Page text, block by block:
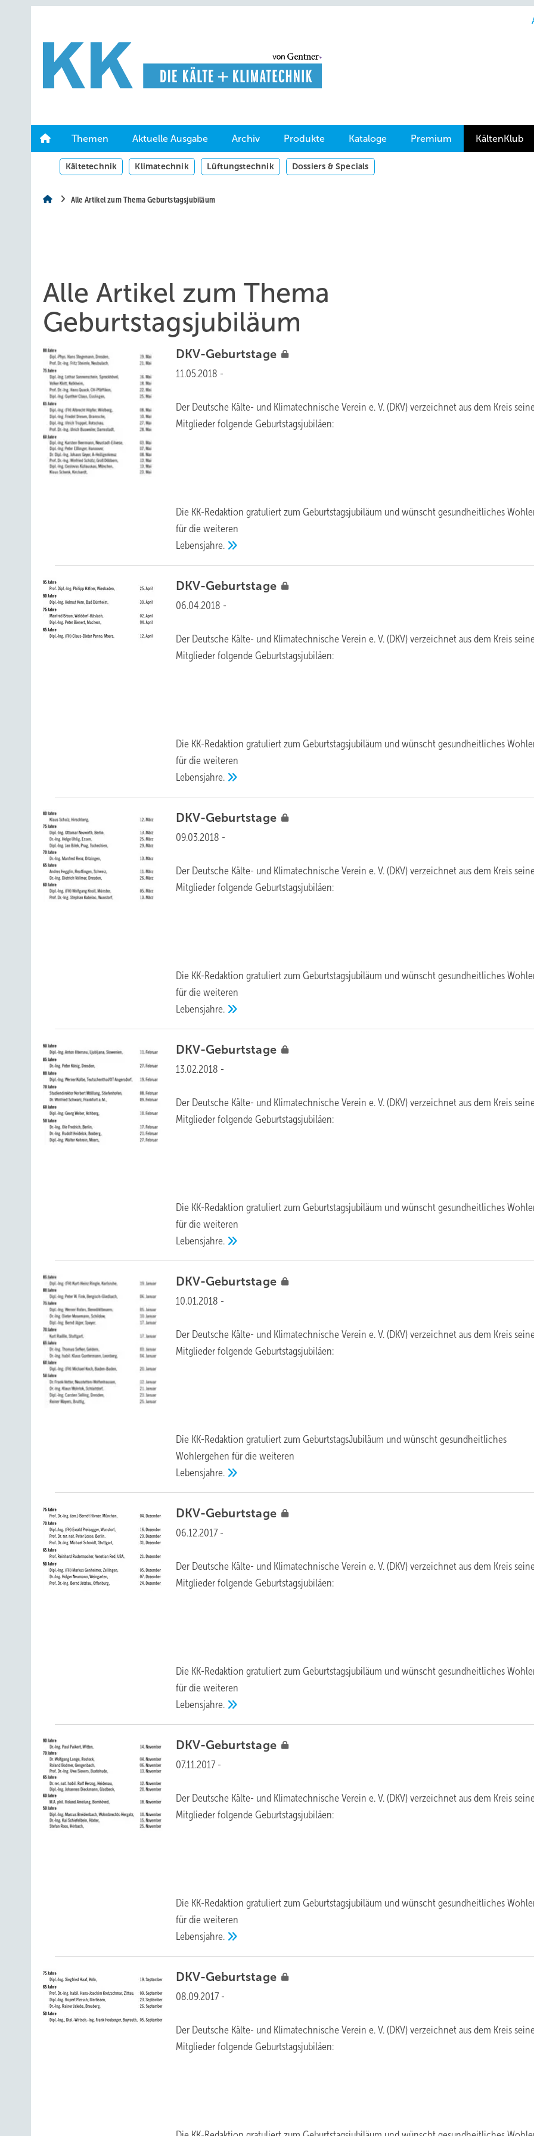
Hauptinhalt
Hauptmenü
Themen Aktuelle Ausgabe Archiv Produkte Kataloge Premium KältenKlub
Kältetechnik Klimatechnik Lüftungstechnik Dossiers & Specials
Alle Artikel zum Thema Geburtstagsjubiläum
Alle Artikel zum Thema
Geburtstagsjubiläum
DKV-Geburtstage
11.05.2018 -
Der Deutsche Kälte- und Klimatechnische Verein e. V. (DKV) verzeichnet aus dem Kreis
Mitglieder folgende Geburtstagsjubiläen:
Die KK-Redaktion gratuliert zum Geburtstagsjubiläum und wünscht gesundheitliches
für die weiteren
Lebensjahre.
DKV-Geburtstage
06.04.2018 -
Der Deutsche Kälte- und Klimatechnische Verein e. V. (DKV) verzeichnet aus dem Kreis
Mitglieder folgende Geburtstagsjubiläen:
Die KK-Redaktion gratuliert zum Geburtstagsjubiläum und wünscht gesundheitliches
für die weiteren
Lebensjahre.
DKV-Geburtstage
09.03.2018 -
Der Deutsche Kälte- und Klimatechnische Verein e. V. (DKV) verzeichnet aus dem Kreis
Mitglieder folgende Geburtstagsjubiläen:
Die KK-Redaktion gratuliert zum Geburtstagsjubiläum und wünscht gesundheitliches
für die weiteren
Lebensjahre.
DKV-Geburtstage
13.02.2018 -
Der Deutsche Kälte- und Klimatechnische Verein e. V. (DKV) verzeichnet aus dem Kreis
Mitglieder folgende Geburtstagsjubiläen:
Die KK-Redaktion gratuliert zum Geburtstagsjubiläum und wünscht gesundheitliches
für die weiteren
Lebensjahre.
DKV-Geburtstage
10.01.2018 -
Der Deutsche Kälte- und Klimatechnische Verein e. V. (DKV) verzeichnet aus dem Kreis
Mitglieder folgende Geburtstagsjubiläen:
Die KK-Redaktion gratuliert zum GeburtstagsJubiläum und wünscht gesundheitliches
Wohlergehen für die weiteren
Lebensjahre.
DKV-Geburtstage
06.12.2017 -
Der Deutsche Kälte- und Klimatechnische Verein e. V. (DKV) verzeichnet aus dem Kreis
Mitglieder folgende Geburtstagsjubiläen:
Die KK-Redaktion gratuliert zum Geburtstagsjubiläum und wünscht gesundheitliches
für die weiteren
Lebensjahre.
DKV-Geburtstage
07.11.2017 -
Der Deutsche Kälte- und Klimatechnische Verein e. V. (DKV) verzeichnet aus dem Kreis
Mitglieder folgende Geburtstagsjubiläen:
Die KK-Redaktion gratuliert zum Geburtstagsjubiläum und wünscht gesundheitliches
für die weiteren
Lebensjahre.
DKV-Geburtstage
08.09.2017 -
Der Deutsche Kälte- und Klimatechnische Verein e. V. (DKV) verzeichnet aus dem Kreis
Mitglieder folgende Geburtstagsjubiläen: